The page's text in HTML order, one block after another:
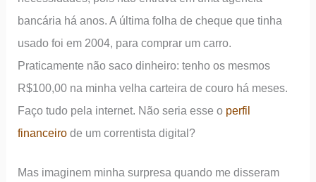
bancária há anos. A última folha de cheque que tinha
usado foi em 2004, para comprar um carro.
Praticamente não saco dinheiro: tenho os mesmos
R$100,00 na minha velha carteira de couro há meses.
Faço tudo pela internet. Não seria esse o perfil
financeiro de um correntista digital?
Mas imaginem minha surpresa quando me disseram